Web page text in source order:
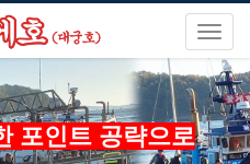
포인트 공략으로